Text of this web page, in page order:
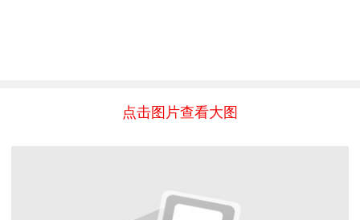
点击图片查看大图